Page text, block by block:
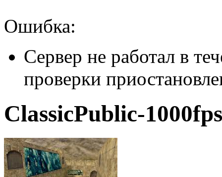
Ошибка:
Сервер не работал в
проверки
ClassicPublic-